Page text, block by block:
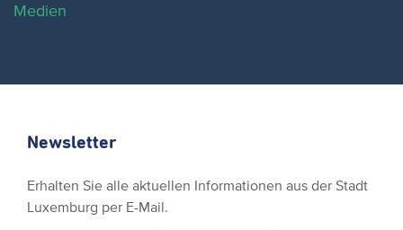
Medien
Newsletter
Erhalten Sie alle aktuellen Informationen aus der Stadt
Luxemburg per E-Mail.